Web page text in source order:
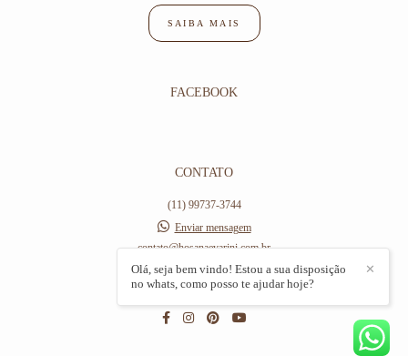
SAIBA MAIS
FACEBOOK
CONTATO
(11) 99737-3744
Enviar mensagem
contato@hosanaevarini.com.br
Av Hilário Pereira de Souza,, 406
Osasco / SP
✕
Olá, seja bem vindo! Estou a sua disposição
no whats, como posso te ajudar hoje?